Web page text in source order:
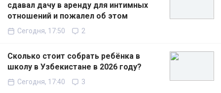
сдавал дачу в аренду для интимных
отношений и пожалел об этом
Сегодня, 17:50 2
Сколько стоит собрать ребёнка в
школу в Узбекистане в 2026 году?
Сегодня, 17:40 3